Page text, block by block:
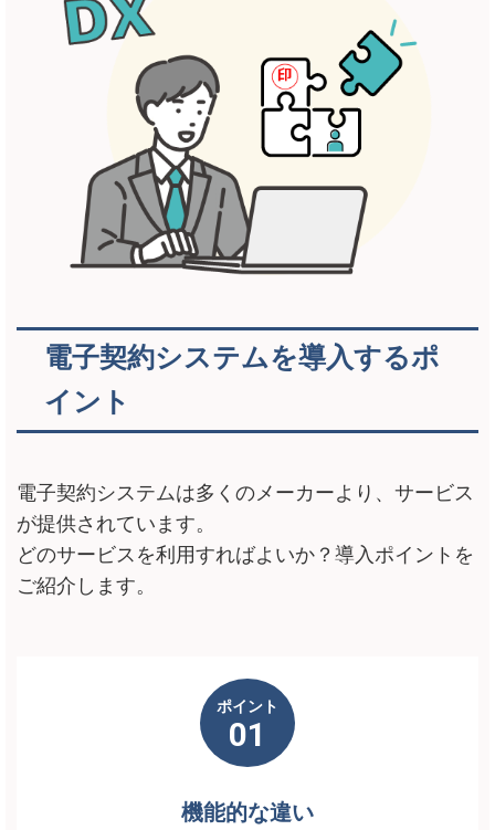
電子契約システムを導入するポ
イント
電子契約システムは多くのメーカーより、サービス
が提供されています。
どのサービスを利用すればよいか？導入ポイントを
ご紹介します。
ポイント
01
機能的な違い